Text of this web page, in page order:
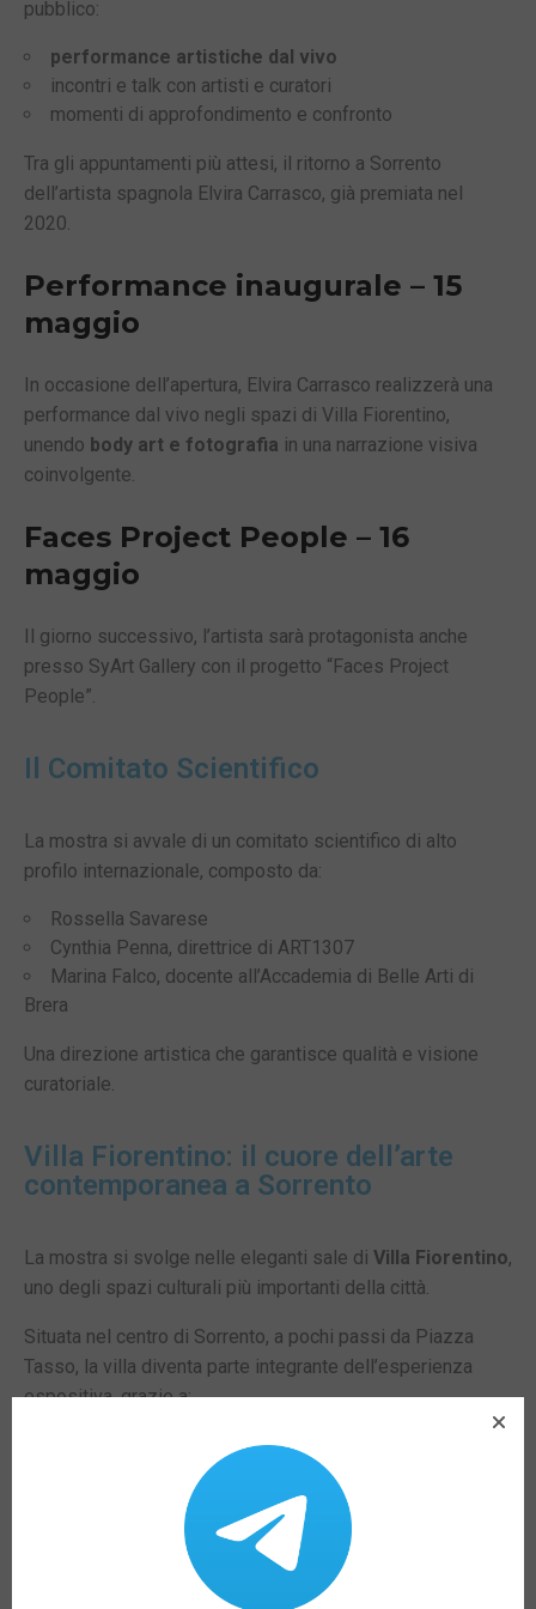
pubblico:
performance artistiche dal vivo
incontri e talk con artisti e curatori
momenti di approfondimento e confronto
Tra gli appuntamenti più attesi, il ritorno a Sorrento
dell’artista spagnola Elvira Carrasco, già premiata nel
2020.
Performance inaugurale – 15
maggio
In occasione dell’apertura, Elvira Carrasco realizzerà una
performance dal vivo negli spazi di Villa Fiorentino,
unendo body art e fotografia in una narrazione visiva
coinvolgente.
Faces Project People – 16
maggio
Il giorno successivo, l’artista sarà protagonista anche
presso SyArt Gallery con il progetto “Faces Project
People”.
Il Comitato Scientifico
La mostra si avvale di un comitato scientifico di alto
profilo internazionale, composto da:
Rossella Savarese
Cynthia Penna, direttrice di ART1307
Marina Falco, docente all’Accademia di Belle Arti di
Brera
Una direzione artistica che garantisce qualità e visione
curatoriale.
Villa Fiorentino: il cuore dell’arte
contemporanea a Sorrento
La mostra si svolge nelle eleganti sale di Villa Fiorentino,
uno degli spazi culturali più importanti della città.
Situata nel centro di Sorrento, a pochi passi da Piazza
Tasso, la villa diventa parte integrante dell’esperienza
espositiva, grazie a:
allestimenti site-specific
dialogo tra opere e architettura
percorsi immersivi tra arte e spazio
Informazioni utili sulla